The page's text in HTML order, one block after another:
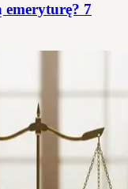
emeryturę? 7